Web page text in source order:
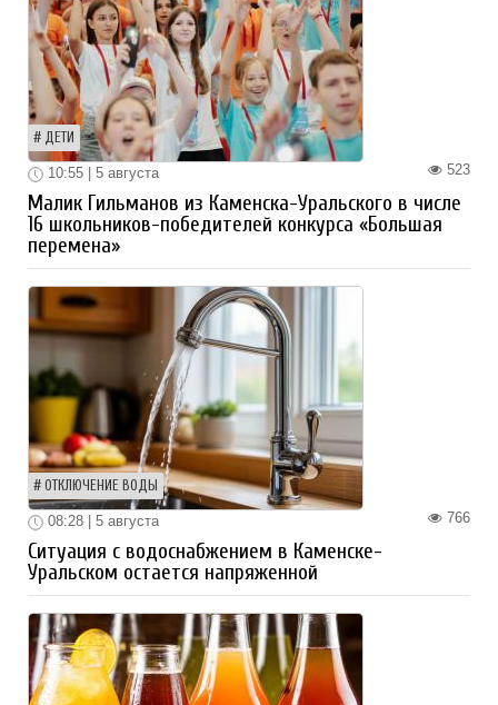
ДЕТИ
523
10:55 | 5 августа
Малик Гильманов из Каменска-Уральского в числе
16 школьников-победителей конкурса «Большая
перемена»
ОТКЛЮЧЕНИЕ ВОДЫ
766
08:28 | 5 августа
Ситуация с водоснабжением в Каменске-
Уральском остается напряженной